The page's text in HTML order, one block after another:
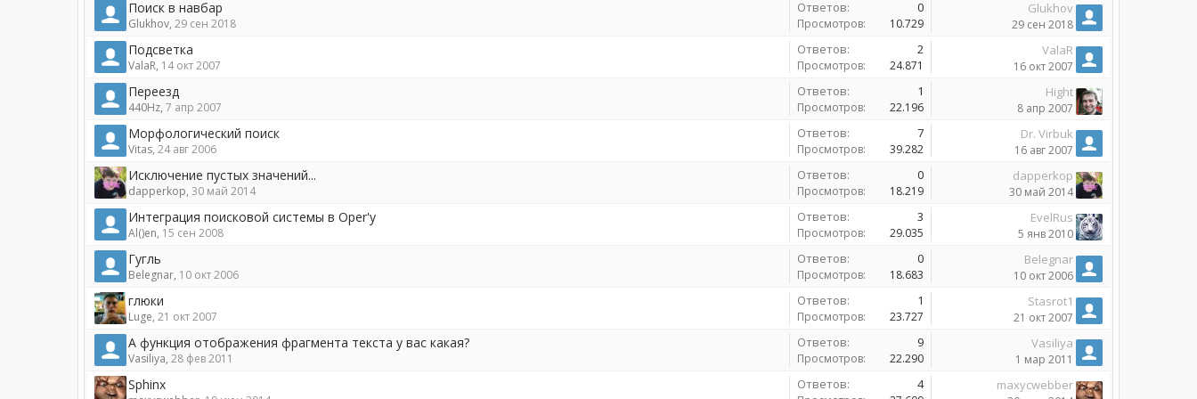
Поиск в навбар
Glukhov, 29 сен 2018
Ответов: 0
Просмотров: 10.729
Glukhov
29 сен 2018
Подсветка
ValaR, 14 окт 2007
Ответов: 2
Просмотров: 24.871
ValaR
16 окт 2007
Переезд
440Hz, 7 апр 2007
Ответов: 1
Просмотров: 22.196
Hight
8 апр 2007
Морфологический поиск
Vitas, 24 авг 2006
Ответов: 7
Просмотров: 39.282
Dr. Virbuk
16 авг 2007
Исключение пустых значений...
dapperkop, 30 май 2014
Ответов: 0
Просмотров: 18.219
dapperkop
30 май 2014
Интеграция поисковой системы в Oper'у
Al()en, 15 сен 2008
Ответов: 3
Просмотров: 29.035
EvelRus
5 янв 2010
Гугль
Belegnar, 10 окт 2006
Ответов: 0
Просмотров: 18.683
Belegnar
10 окт 2006
глюки
Luge, 21 окт 2007
Ответов: 1
Просмотров: 23.727
Stasrot1
21 окт 2007
А функция отображения фрагмента текста у вас какая?
Vasiliya, 28 фев 2011
Ответов: 9
Просмотров: 22.290
Vasiliya
1 мар 2011
Sphinx Ответов: 4 maxycwebber